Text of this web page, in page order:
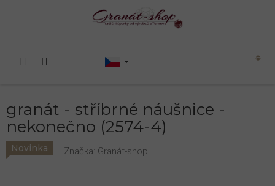
Nákupní
granát - stříbrné náušnice -
nekonečno (2574-4)
Novinka Značka: Granát-shop